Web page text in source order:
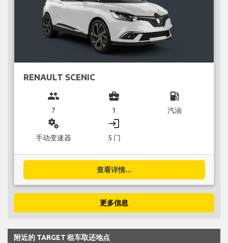
RENAULT SCENIC
group
7
business_center
1
local_gas_station
汽油
miscellaneous_services
手动变速器
login
5 门
查看详情...
更多信息
附近的 TARGET 租车取还地点